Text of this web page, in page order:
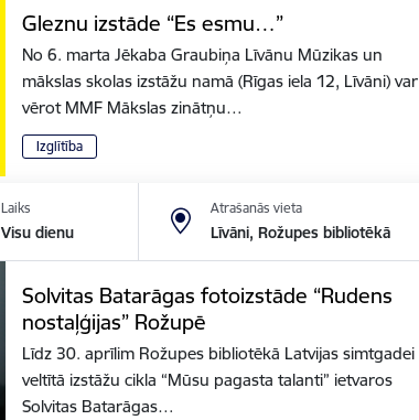
Gleznu izstāde “Es esmu…”
No 6. marta Jēkaba Graubiņa Līvānu Mūzikas un
mākslas skolas izstāžu namā (Rīgas iela 12, Līvāni) var
vērot MMF Mākslas zinātņu…
Izglītība
Laiks
Visu dienu
Atrašanās vieta
Līvāni, Rožupes bibliotēkā
Solvitas Batarāgas fotoizstāde “Rudens
nostaļģijas” Rožupē
Līdz 30. aprīlim Rožupes bibliotēkā Latvijas simtgadei
veltītā izstāžu cikla “Mūsu pagasta talanti” ietvaros
Solvitas Batarāgas…